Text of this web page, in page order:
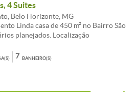
4 Suites
Belo Horizonte, MG
Linda casa de 450 m² no Bairro São
planejados. Localização
sendo 4 suites e 3 com
4 garagens Churrasqueira Piscina
BANHEIRO(S)
7